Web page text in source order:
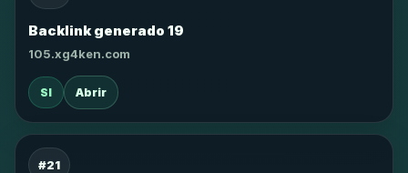
Backlink generado 19
105.xg4ken.com
SI Abrir
#21